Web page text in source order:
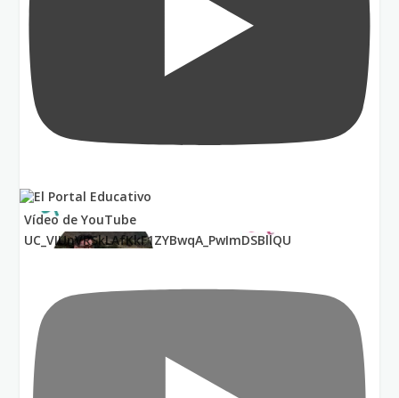
Vídeo de YouTube
UC_VIUnVRSkLAfKkF1ZYBwqA_PwImDSBllQU